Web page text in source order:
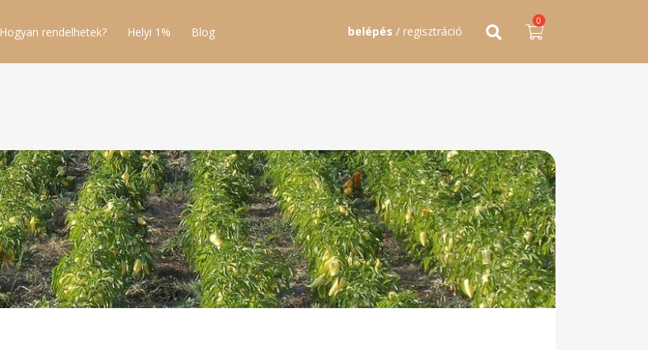
Hogyan rendelhetek? Helyi 1% Blog belépés / regisztráció
0